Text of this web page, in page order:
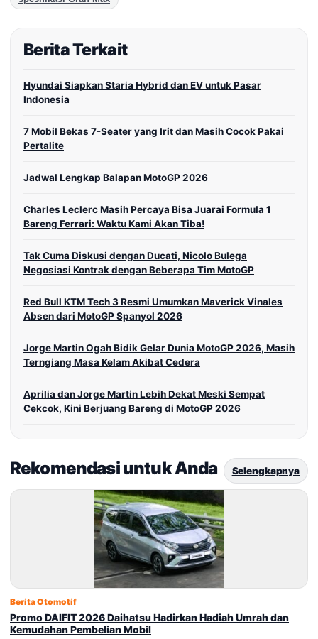
Berita Terkait
Hyundai Siapkan Staria Hybrid dan EV untuk Pasar
Indonesia
7 Mobil Bekas 7-Seater yang Irit dan Masih Cocok Pakai
Pertalite
Jadwal Lengkap Balapan MotoGP 2026
Charles Leclerc Masih Percaya Bisa Juarai Formula 1
Bareng Ferrari: Waktu Kami Akan Tiba!
Tak Cuma Diskusi dengan Ducati, Nicolo Bulega
Negosiasi Kontrak dengan Beberapa Tim MotoGP
Red Bull KTM Tech 3 Resmi Umumkan Maverick Vinales
Absen dari MotoGP Spanyol 2026
Jorge Martin Ogah Bidik Gelar Dunia MotoGP 2026, Masih
Terngiang Masa Kelam Akibat Cedera
Aprilia dan Jorge Martin Lebih Dekat Meski Sempat
Cekcok, Kini Berjuang Bareng di MotoGP 2026
Rekomendasi untuk Anda Selengkapnya
Berita Otomotif
Promo DAIFIT 2026 Daihatsu Hadirkan Hadiah Umrah dan
Kemudahan Pembelian Mobil